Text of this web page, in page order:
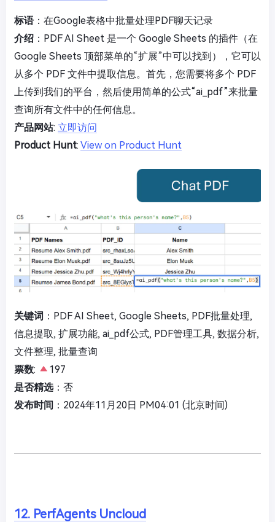
标语：在Google表格中批量处理PDF聊天记录
介绍 ：PDF AI Sheet 是一个 Google Sheets 的插件（在
Google Sheets 顶部菜单的“扩展”中可以找到），它可以
从多个 PDF 文件中提取信息。首先，您需要将多个 PDF
上传到我们的平台，然后使用简单的公式“ai_pdf”来批量
查询所有文件中的任何信息。
产品网站: 立即访问
Product Hunt: View on Product Hunt
关键词 ：PDF AI Sheet, Google Sheets, PDF批量处理,
信息提取, 扩展功能, ai_pdf公式, PDF管理工具, 数据分析,
文件整理, 批量查询
票数:
197
是否精选：否
发布时间 ：2024年11月20日 PM04:01 (北京时间)
12. PerfAgents Uncloud